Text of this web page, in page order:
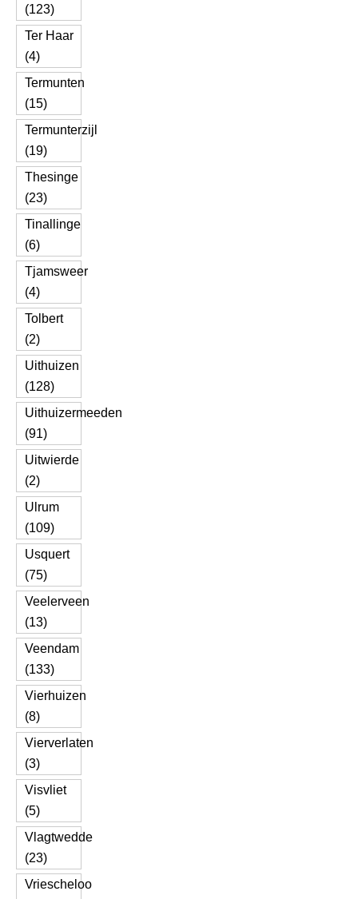
(123)
Ter Haar
(4)
Termunten
(15)
Termunterzijl
(19)
Thesinge
(23)
Tinallinge
(6)
Tjamsweer
(4)
Tolbert
(2)
Uithuizen
(128)
Uithuizermeeden
(91)
Uitwierde
(2)
Ulrum
(109)
Usquert
(75)
Veelerveen
(13)
Veendam
(133)
Vierhuizen
(8)
Vierverlaten
(3)
Visvliet
(5)
Vlagtwedde
(23)
Vriescheloo